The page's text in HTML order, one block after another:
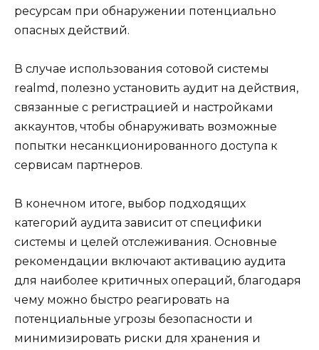
ресурсам при обнаружении потенциально
опасных действий.
В случае использования сотовой системы
realmd, полезно установить аудит на действия,
связанные с регистрацией и настройками
аккаунтов, чтобы обнаруживать возможные
попытки несанкционированного доступа к
сервисам партнеров.
В конечном итоге, выбор подходящих
категорий аудита зависит от специфики
системы и целей отслеживания. Основные
рекомендации включают активацию аудита
для наиболее критичных операций, благодаря
чему можно быстро реагировать на
потенциальные угрозы безопасности и
минимизировать риски для хранения и